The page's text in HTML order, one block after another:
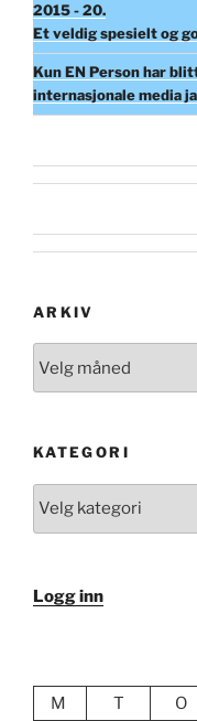
2015 - 20.
Et veldig spesielt og
Kun EN Person har
internasjonale media
ARKIV
KATEGORI
Logg inn
M
T O